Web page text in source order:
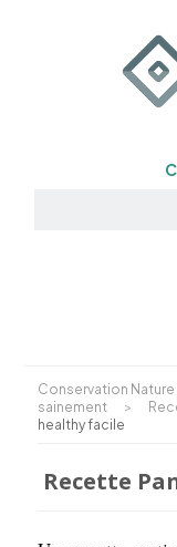
Conservation Nature
sainement
>
healthy facile
Recette